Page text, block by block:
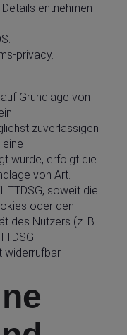
entnehmen
privacy.
Grundlage von
zuverlässigen
wurde, erfolgt die
von Art.
TTDSG, soweit die
oder den
des Nutzers (z. B.
widerrufbar.